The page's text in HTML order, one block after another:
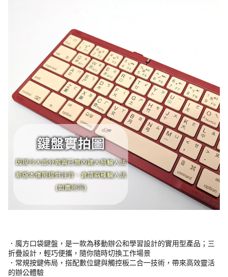
．魔方口袋鍵盤，是一款為移動辦公和學習設計的實用型產品；三
折疊設計，輕巧便攜，隨你隨時切換工作場景
．常規按鍵佈局，搭配數位鍵與觸控板二合一技術，帶來高效靈活
的辦公體驗